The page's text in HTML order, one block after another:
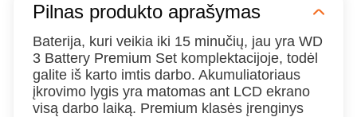
Pilnas produkto aprašymas
Baterija, kuri veikia iki 15 minučių, jau yra WD
3 Battery Premium Set komplektacijoje, todėl
galite iš karto imtis darbo. Akumuliatoriaus
įkrovimo lygis yra matomas ant LCD ekrano
visą darbo laiką. Premium klasės įrenginys